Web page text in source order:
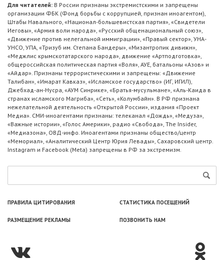
Для читателей: В России признаны экстремистскими и запрещены
организации ФБК (Фонд борьбы с коррупцией, признан иноагентом),
Штабы Навального, «Национал-большевистская партия», «Свидетели
Иеговы», «Армия воли народа», «Русский общенациональный союз»,
«Движение против нелегальной иммиграции», «Правый сектор», УНА-
УНСО, УПА, «Тризуб им. Степана Бандеры», «Мизантропик дивижн»,
«Меджлис крымскотатарского народа», движение «Артподготовка»,
общероссийская политическая партия «Воля», АУЕ, батальоны «Азов» и
«Айдар». Признаны террористическими и запрещены: «Движение
Талибан», «Имарат Кавказ», «Исламское государство» (ИГ, ИГИЛ),
Джебхад-ан-Нусра, «АУМ Синрике», «Братья-мусульмане», «Аль-Каида в
странах исламского Магриба», «Сеть», «Колумбайн». В РФ признана
нежелательной деятельность «Открытой России», издания «Проект
Медиа». СМИ-иноагентами признаны: телеканал «Дождь», «Медуза»,
«Важные истории», «Голос Америки», радио «Свобода», The Insider,
«Медиазона», ОВД-инфо. Иноагентами признаны общество/центр
«Мемориал», «Аналитический Центр Юрия Левады», Сахаровский центр.
Instagram и Facebook (Metа) запрещены в РФ за экстремизм.
ПРАВИЛА ЦИТИРОВАНИЯ СТАТИСТИКА ПОСЕЩЕНИЙ
РАЗМЕЩЕНИЕ РЕКЛАМЫ ПОЗВОНИТЬ НАМ